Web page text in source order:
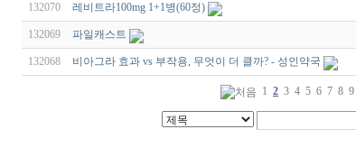
132070 레비트라100mg 1+1병(60정)
132069 파일캐스트
132068 비아그라 효과 vs 부작용, 무엇이 더 클까? - 성인약국
1 2 3 4 5 6 7 8 9